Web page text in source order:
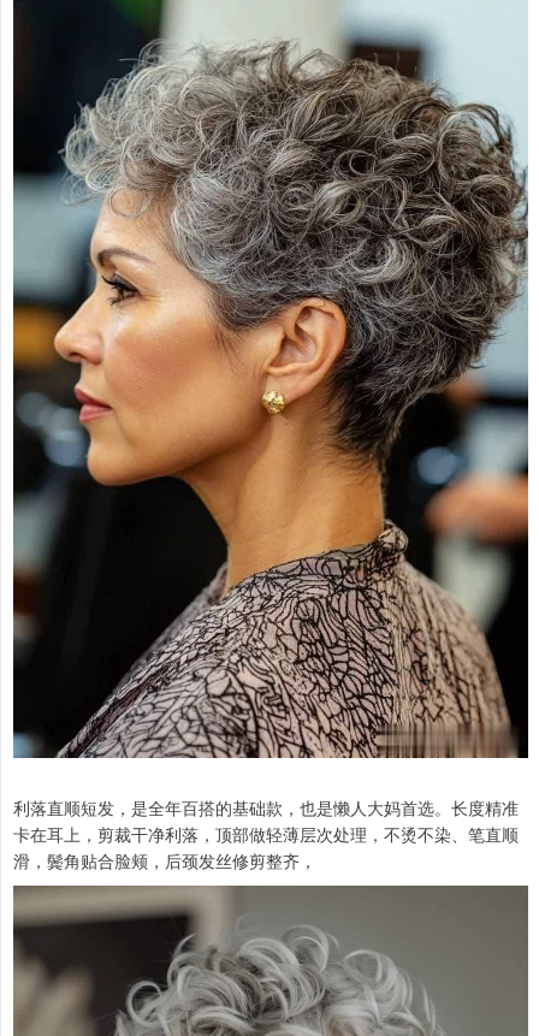
利落直顺短发，是全年百搭的基础款，也是懒人大妈首选。长度精准
卡在耳上，剪裁干净利落，顶部做轻薄层次处理，不烫不染、笔直顺
滑，鬓角贴合脸颊，后颈发丝修剪整齐，